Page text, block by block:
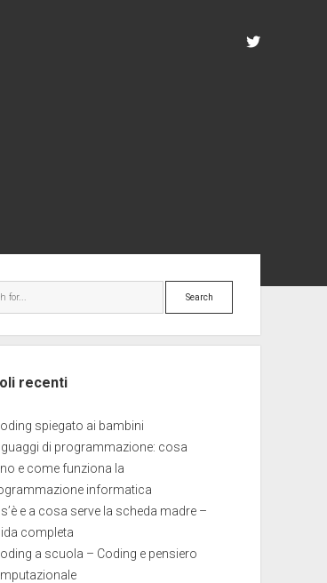
twitter
Search
recenti
spiegato ai bambini
di programmazione: cosa
e come funziona la
informatica
e a cosa serve la scheda madre –
completa
a scuola – Coding e pensiero